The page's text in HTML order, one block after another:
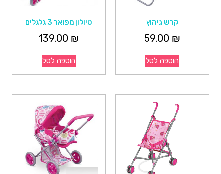
קרש גיהוץ
59.00 ₪
הוספה לסל
טיולון מפואר 3 גלגלים
139.00 ₪
הוספה לסל